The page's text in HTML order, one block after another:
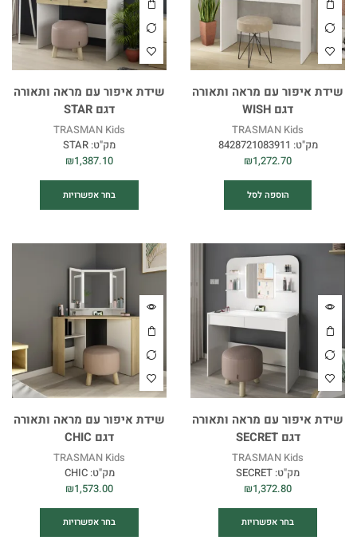
שידת איפור עם מראה ותאורה
דגם WISH
TRASMAN Kids
מק"ט: 8428721083911
₪1,272.70
הוספה לסל
שידת איפור עם מראה ותאורה
דגם STAR
TRASMAN Kids
מק"ט: STAR
₪1,387.10
בחר אפשרויות
שידת איפור עם מראה ותאורה
דגם SECRET
TRASMAN Kids
מק"ט: SECRET
₪1,372.80
בחר אפשרויות
שידת איפור עם מראה ותאורה
דגם CHIC
TRASMAN Kids
מק"ט:CHIC
₪1,573.00
בחר אפשרויות